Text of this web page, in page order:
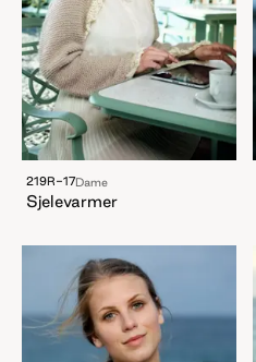
219R-17Dame
Sjelevarmer